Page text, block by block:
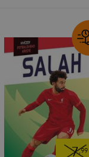
7,99